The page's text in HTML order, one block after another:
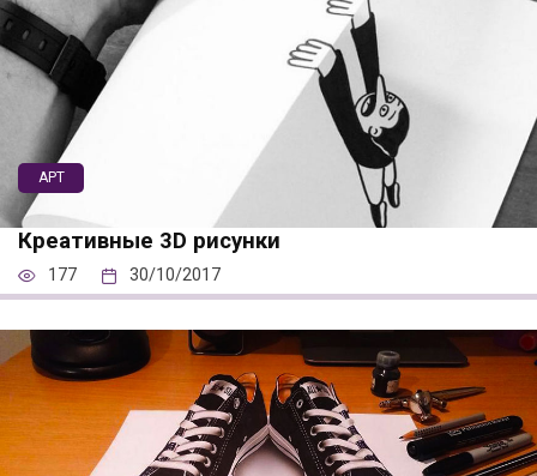
АРТ
Креативные 3D рисунки
177 30/10/2017